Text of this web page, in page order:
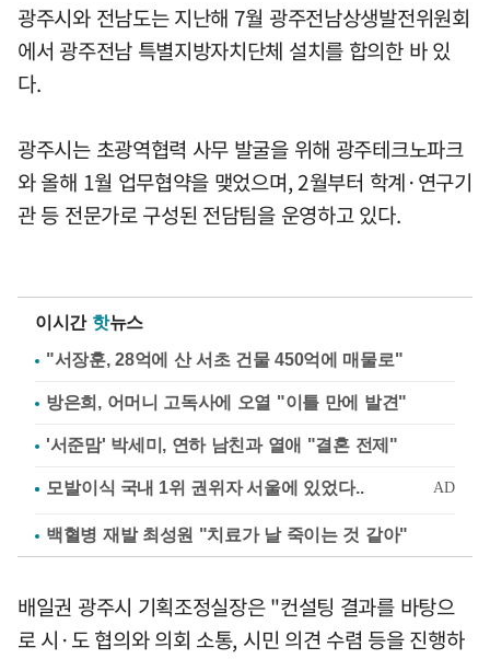
광주시와 전남도는 지난해 7월 광주전남상생발전위원회
에서 광주전남 특별지방자치단체 설치를 합의한 바 있
다.
광주시는 초광역협력 사무 발굴을 위해 광주테크노파크
와 올해 1월 업무협약을 맺었으며, 2월부터 학계·연구기
관 등 전문가로 구성된 전담팀을 운영하고 있다.
이시간 핫뉴스
"서장훈, 28억에 산 서초 건물 450억에 매물로"
방은희, 어머니 고독사에 오열 "이틀 만에 발견"
'서준맘' 박세미, 연하 남친과 열애 "결혼 전제"
백혈병 재발 최성원 "치료가 날 죽이는 것 같아"
배일권 광주시 기획조정실장은 "컨설팅 결과를 바탕으
로 시·도 협의와 의회 소통, 시민 의견 수렴 등을 진행하